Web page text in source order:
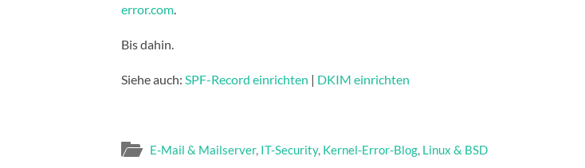
error.com
Bis dahin.
Siehe auch: SPF-Record einrichten | DKIM einrichten
E-Mail & Mailserver, IT-Security, Kernel-Error-Blog, Linux & BSD